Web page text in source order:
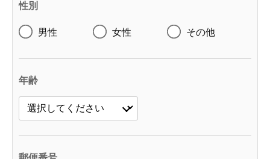
性別
男性 女性 その他
年齢